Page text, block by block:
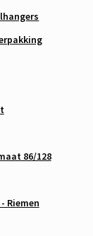
86/128
Riemen